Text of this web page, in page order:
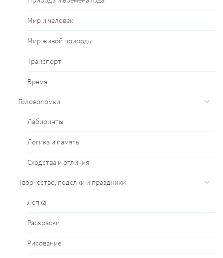
Мир и человек
Мир живой природы
Транспорт
Время
Головоломки
Лабиринты
Логика и память
Сходства и отличия
Творчество, поделки и праздники
Лепка
Раскраски
Рисование